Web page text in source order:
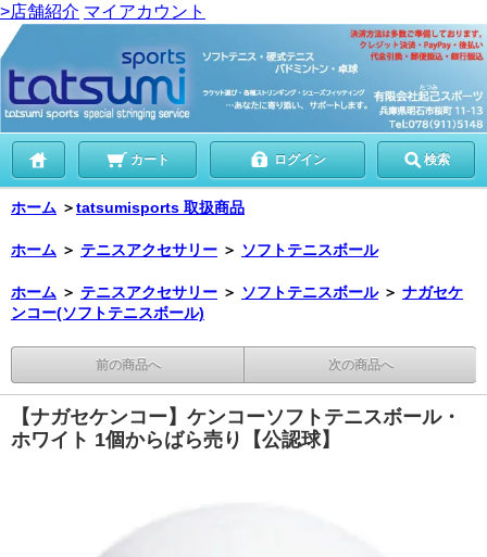
>店舗紹介 マイアカウント
カート ログイン 検索
ホーム ＞tatsumisports 取扱商品
ホーム ＞ テニスアクセサリー ＞ ソフトテニスボール
ホーム ＞ テニスアクセサリー ＞ ソフトテニスボール ＞ ナガセケ
ンコー(ソフトテニスボール)
前の商品へ 次の商品へ
【ナガセケンコー】ケンコーソフトテニスボール・
ホワイト 1個からばら売り【公認球】